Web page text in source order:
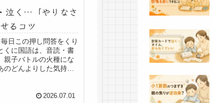
泣く…「やりなさ
るコツ
日この押し問答をくり
くに国語は、音読・書
親子バトルの火種にな
のどんよりした気持ち
2026.07.01